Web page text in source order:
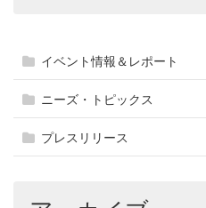
イベント情報＆レポート
ニーズ・トピックス
プレスリリース